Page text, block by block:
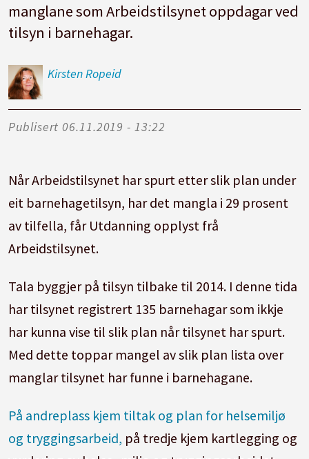
manglane som Arbeidstilsynet oppdagar ved
tilsyn i barnehagar.
KirstenRopeid
Publisert 06.11.2019 - 13:22
Når Arbeidstilsynet har spurt etter slik plan under
eit barnehagetilsyn, har det mangla i 29 prosent
av tilfella, får Utdanning opplyst frå
Arbeidstilsynet.
Tala byggjer på tilsyn tilbake til 2014. I denne tida
har tilsynet registrert 135 barnehagar som ikkje
har kunna vise til slik plan når tilsynet har spurt.
Med dette toppar mangel av slik plan lista over
manglar tilsynet har funne i barnehagane.
På andreplass kjem tiltak og plan for helsemiljø
og tryggingsarbeid, på tredje kjem kartlegging og